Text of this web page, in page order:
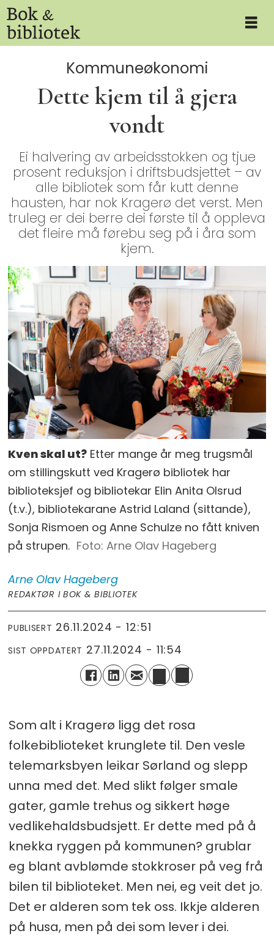
Kommuneøkonomi
Dette kjem til å gjera
vondt
Ei halvering av arbeidsstokken og tjue
prosent reduksjon i driftsbudsjettet – av
alle bibliotek som får kutt denne
hausten, har nok Kragerø det verst. Men
truleg er dei berre dei første til å oppleva
det fleire må førebu seg på i åra som
kjem.
Kven skal ut? Etter mange år meg trugsmål
om stillingskutt ved Kragerø bibliotek har
biblioteksjef og bibliotekar Elin Anita Olsrud
(t.v.), bibliotekarane Astrid Laland (sittande),
Sonja Rismoen og Anne Schulze no fått kniven
på strupen.
Arne Olav Hageberg
Arne Olav Hageberg
REDAKTØR I BOK & BIBLIOTEK
PUBLISERT 26.11.2024 - 12:51
SIST OPPDATERT 27.11.2024 - 11:54
Som alt i Kragerø ligg det rosa
folkebiblioteket krunglete til. Den vesle
telemarksbyen leikar Sørland og slepp
unna med det. Med slikt følger smale
gater, gamle trehus og sikkert høge
vedlikehaldsbudsjett. Er dette med på å
knekka ryggen på kommunen? grublar
eg blant avblømde stokkroser på veg frå
bilen til biblioteket. Men nei, eg veit det jo.
Det er alderen som tek oss. Ikkje alderen
på husa, men på dei som lever i dei.